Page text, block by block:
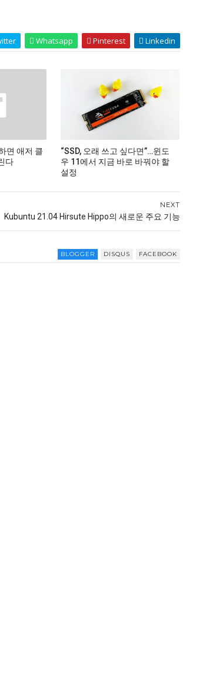
Whatsapp Pinterest Linkedin
면 애저 클
다
“SSD, 오래 쓰고 싶다면”…윈도
우 11에서 지금 바로 바꿔야 할
설정
NEXT
Kubuntu 21.04 Hirsute Hippo의 새로운 주요 기능
BLOGGER DISQUS FACEBOOK